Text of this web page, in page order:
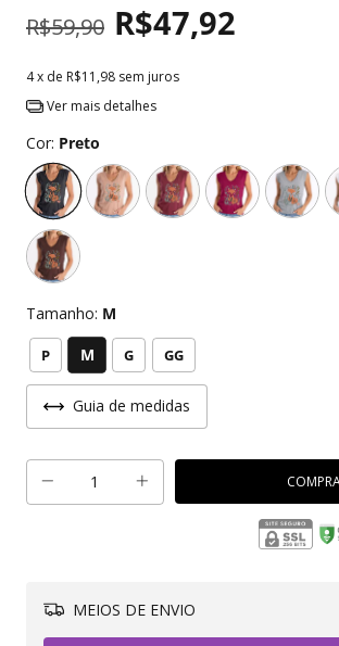
R$59,90 R$47,92
4x de R$11,98 sem juros
Ver mais detalhes
Cor: Preto
Tamanho: M
P M G GG
Guia de medidas
MEIOS DE ENVIO